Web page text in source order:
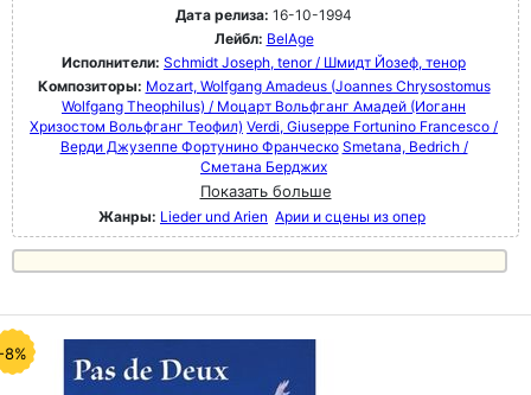
Дата релиза: 16-10-1994
Лейбл: BelAge
Исполнители: Schmidt Joseph, tenor / Шмидт Йозеф, тенор
Композиторы: Mozart, Wolfgang Amadeus (Joannes Chrysostomus
Wolfgang Theophilus) / Моцарт Вольфганг Амадей (Иоганн
Хризостом Вольфганг Теофил) Verdi, Giuseppe Fortunino Francesco /
Верди Джузеппе Фортунино Франческо Smetana, Bedrich /
Сметана Берджих
Показать больше
Жанры: Lieder und Arien Арии и сцены из опер
8%